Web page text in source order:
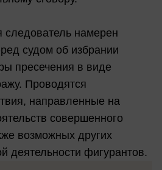
намерен
судом об избрании
пресечения в виде
Проводятся
направленные на
совершенного
возможных других
деятельности фигурантов.